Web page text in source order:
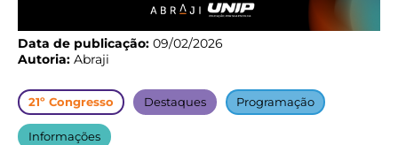
Data de publicação: 09/02/2026
Autoria: Abraji
21º Congresso Destaques Programação
Informações